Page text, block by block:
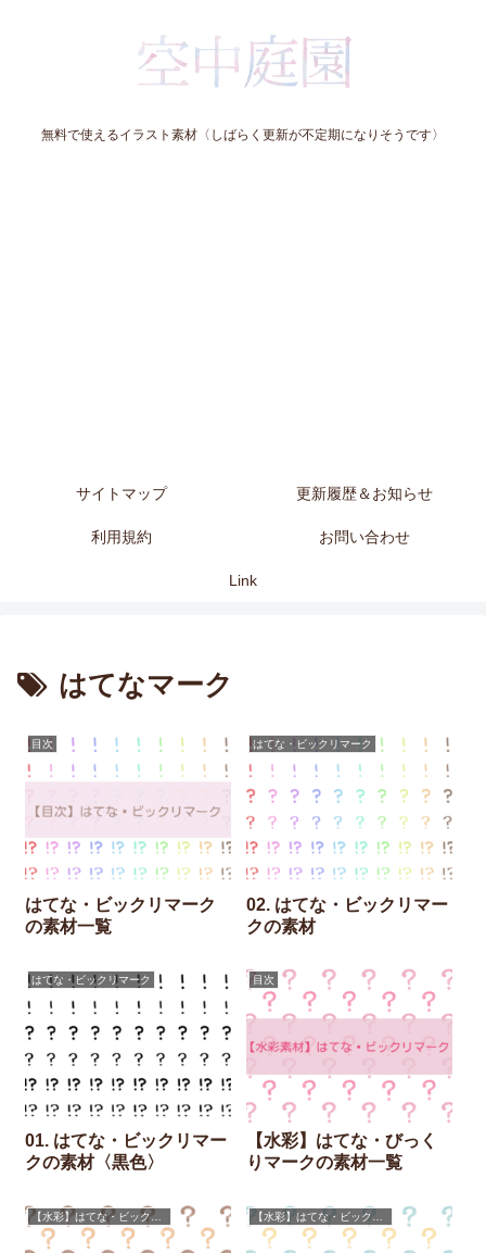
無料で使えるイラスト素材〈しばらく更新が不定期になりそうです〉
サイトマップ 更新履歴＆お知らせ
利用規約 お問い合わせ
Link
はてなマーク
目次
はてな・ビックリマーク
の素材一覧
はてな・ビックリマーク
02. はてな・ビックリマー
クの素材
はてな・ビックリマーク
01. はてな・ビックリマー
クの素材〈黒色〉
目次
【水彩】はてな・びっく
りマークの素材一覧
【水彩】はてな・ビックリマーク